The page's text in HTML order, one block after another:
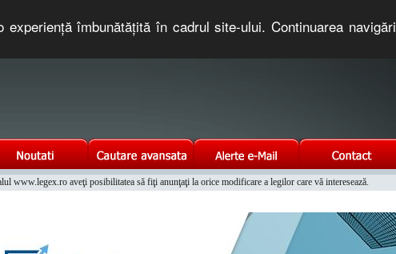
îmbunătăţită în cadrul site-ului. Continuarea
www.legex.ro aveţi posibilitatea să fiţi anunţaţi la orice modificare a legilor care vă interesează.